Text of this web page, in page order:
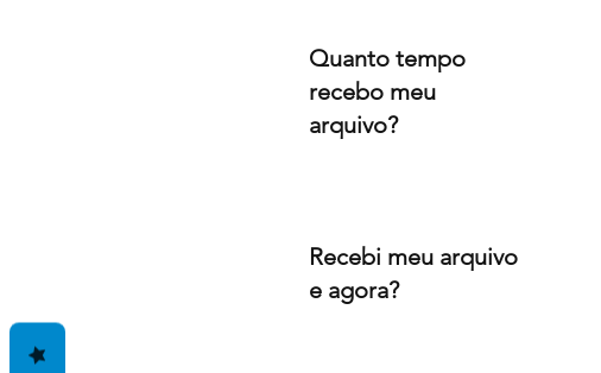
Quanto tempo
recebo meu
arquivo?
Recebi meu arquivo
e agora?